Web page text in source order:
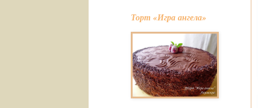
Торт «Игра ангела»